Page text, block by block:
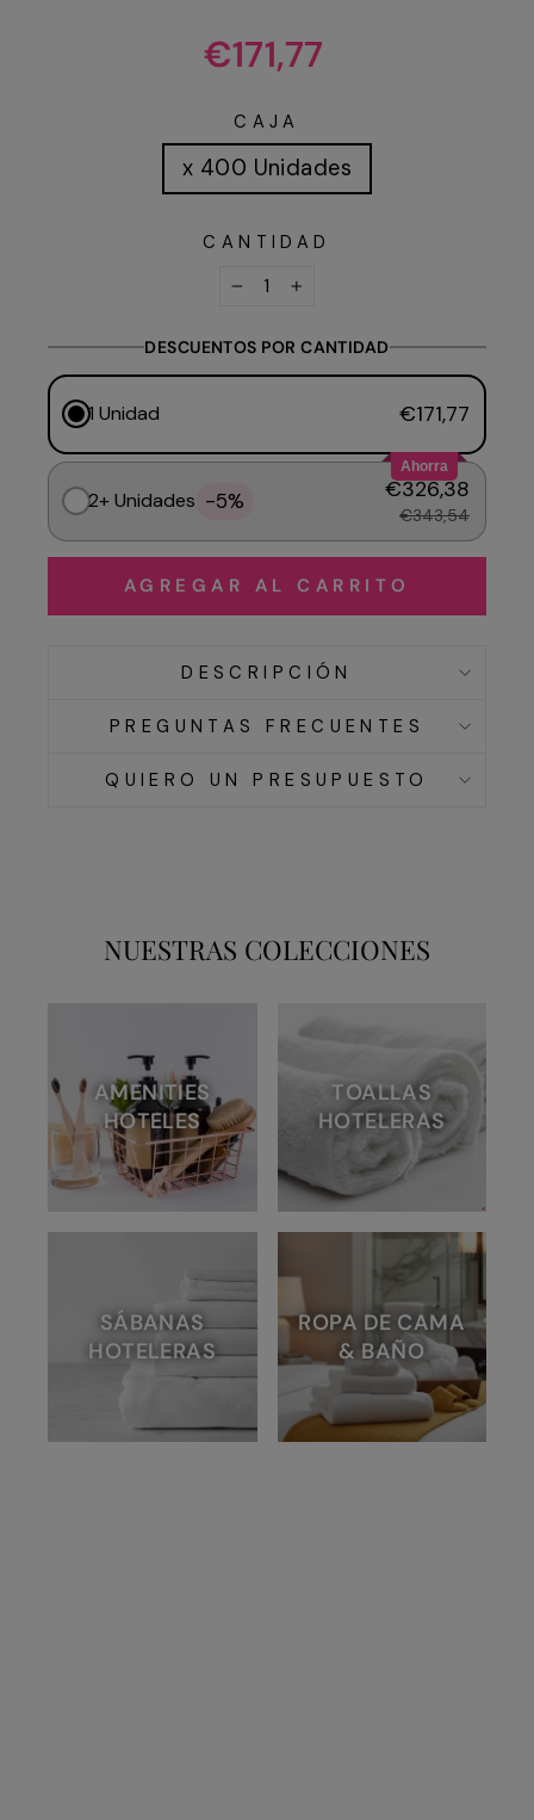
Precio
habitual
€171,77
CAJA
x 400 Unidades
CANTIDAD
DESCUENTOS POR CANTIDAD
1 Unidad €171,77
Ahorra
2+ Unidades -5% €326,38
€343,54
AGREGAR AL CARRITO
DESCRIPCIÓN
PREGUNTAS FRECUENTES
QUIERO UN PRESUPUESTO
NUESTRAS COLECCIONES
AMENITIES
HOTELES
TOALLAS
HOTELERAS
SÁBANAS
HOTELERAS
ROPA DE CAMA
& BAÑO